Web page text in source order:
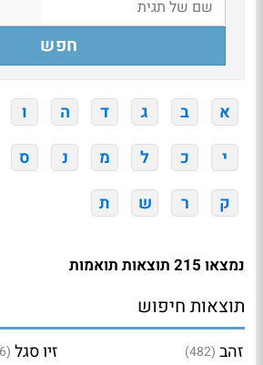
חפש
א ב ג ד ה ו
י
כ ל מ נ ס
ק
ר ש ת
נמצאו 215 תוצאות תואמות
תוצאות חיפוש
זהב (482) זיו סגל (66)